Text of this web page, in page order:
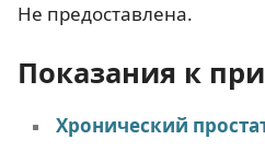
Не предоставлена.
Показания к
Хронический